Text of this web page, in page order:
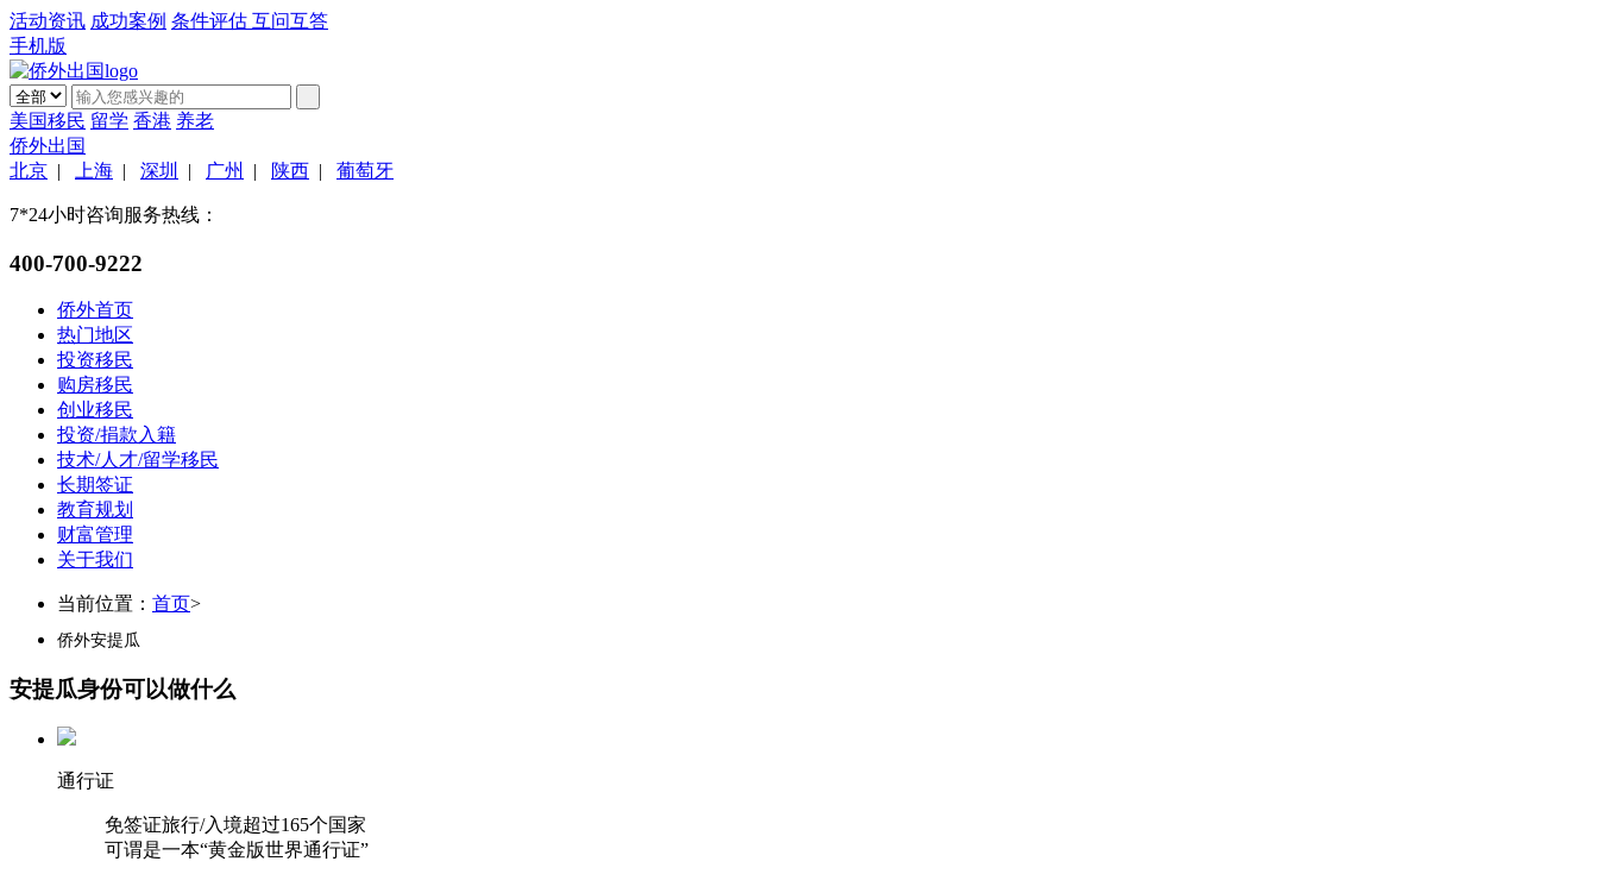
活动资讯 成功案例 条件评估 互问互答
手机版
美国移民 留学 香港 养老
侨外出国
北京 | 上海 | 深圳 | 广州 | 陕西 | 葡萄牙
7*24小时咨询服务热线：
400-700-9222
侨外首页
热门地区
投资移民
购房移民
创业移民
投资/捐款入籍
技术/人才/留学移民
长期签证
教育规划
财富管理
关于我们
当前位置： 首页>
侨外安提瓜
安提瓜身份可以做什么
通行证
免签证旅行/入境超过165个国家
可谓是一本“黄金版世界通行证”